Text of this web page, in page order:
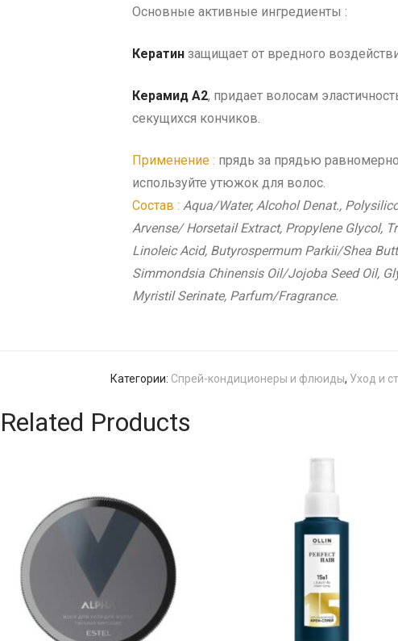
Основные активные ингредиенты :
Кератин защищает от вредного
Керамид А2, придает волосам
секущихся кончиков.
Применение : прядь за прядью
используйте утюжок для волос.
Состав : Aqua/Water, Alcohol Denat.,
Arvense/ Horsetail Extract, Propylene Glycol,
Linoleic Acid, Butyrospermum Parkii/Shea
Simmondsia Chinensis Oil/Jojoba Seed Oil,
Myristil Serinate, Parfum/Fragrance.
Категории: Спрей-кондиционеры и флюиды, Уход и
Related Products